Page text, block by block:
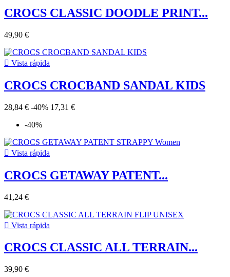
CROCS CLASSIC DOODLE PRINT...
49,90 €
 Vista rápida
CROCS CROCBAND SANDAL KIDS
28,84 € -40% 17,31 €
-40%
 Vista rápida
CROCS GETAWAY PATENT...
41,24 €
 Vista rápida
CROCS CLASSIC ALL TERRAIN...
39,90 €